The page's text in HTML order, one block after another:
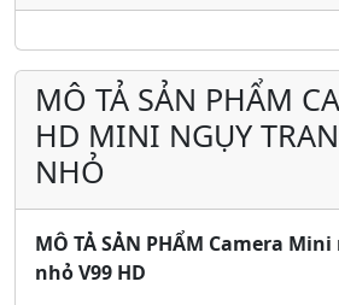
MÔ TẢ SẢN PHẨM
HD MINI NGỤY
NHỎ
MÔ TẢ SẢN PHẨM Camera
nhỏ V99 HD